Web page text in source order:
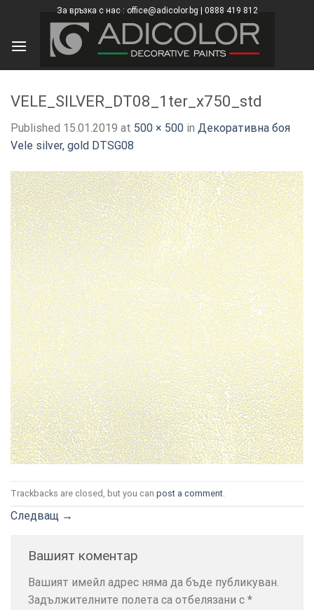
content
За връзка с нас : office@adicolor.bg | 0888 419 812
VELE_SILVER_DT08_1ter_x750_std
Published 15.01.2019 at 500 × 500 in Декоративна боя
Vele silver, gold DTSG08
Trackbacks are closed, but you can post a comment
Следващ →
Вашият коментар
Вашият имейл адрес няма да бъде публикуван.
Задължителните полета са отбелязани с *
×
× ТОЗИ
САЙТ
ИЗПОЛЗВА
ПОВЕЧЕ
ИНФОРМАЦИЯ
ДА
НАМЕРИТЕ
ТУК.